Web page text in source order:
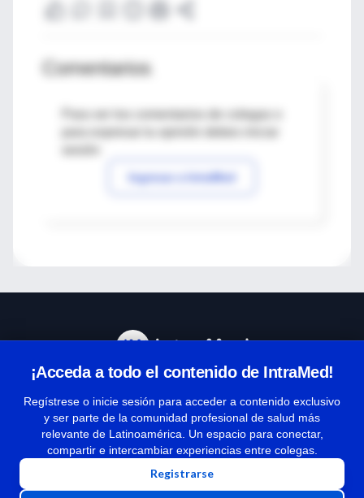
Comentarios
Para ver los comentarios de colegas o
Ingresar a IntraMed
¡Acceda a todo el contenido de IntraMed!
Regístrese o inicie sesión para acceder a contenido exclusivo
y ser parte de la comunidad profesional de salud más
relevante de Latinoamérica. Un espacio para conectar,
compartir e intercambiar experiencias entre colegas.
Registrarse
Términos y condiciones
| Políticas de privacidad
| Todos los derechos reservados | Copyright 1997-2026